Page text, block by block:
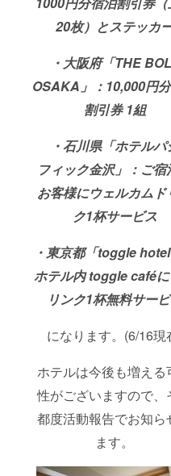
20枚）とステッカ
・大阪府「THE
OSAKA」：10,000円
割引券 1組
・石川県「ホテルパ
フィック金沢」：ご宿
お客様にウェルカムド
ク1杯サービス
・東京都「toggle
ホテル内 toggle café
リンク1杯無料サー
になります。(6/16現
ホテルは今後も増える
性がございますので、
都度活動報告でお知ら
ます。